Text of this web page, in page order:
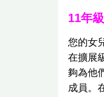
11年
您的女
在擴展
夠為他
成員。